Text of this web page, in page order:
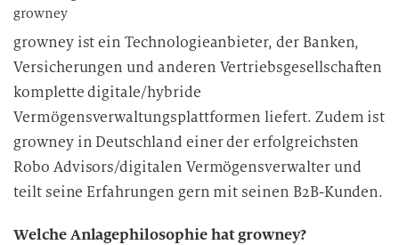
growney
growney ist ein Technologieanbieter, der Banken,
Versicherungen und anderen Vertriebsgesellschaften
komplette digitale/hybride
Vermögensverwaltungsplattformen liefert. Zudem ist
growney in Deutschland einer der erfolgreichsten
Robo Advisors/digitalen Vermögensverwalter und
teilt seine Erfahrungen gern mit seinen B2B-Kunden.
Welche Anlagephilosophie hat growney?